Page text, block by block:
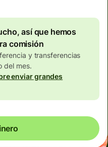
así que hemos
comisión
y transferencias
del mes.
enviar grandes